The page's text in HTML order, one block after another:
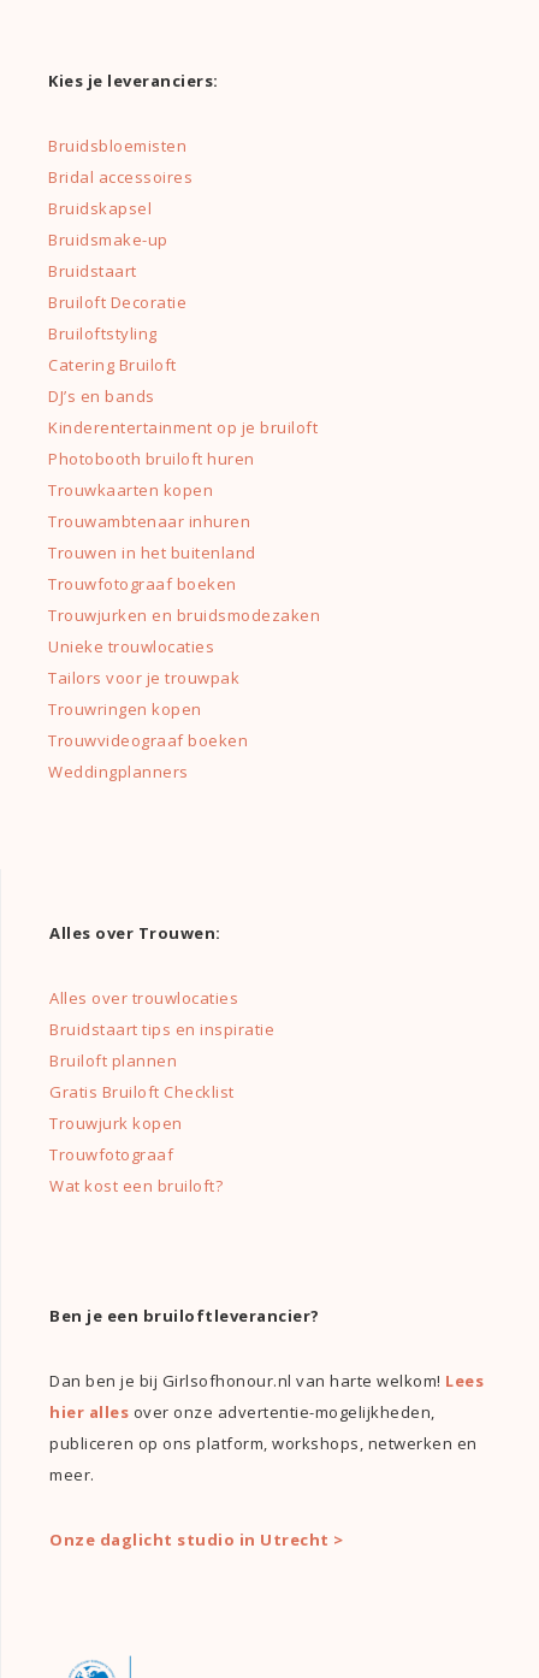
Kies je leveranciers:
Bruidsbloemisten
Bridal accessoires
Bruidskapsel
Bruidsmake-up
Bruidstaart
Bruiloft Decoratie
Bruiloftstyling
Catering Bruiloft
DJ’s en bands
Kinderentertainment op je bruiloft
Photobooth bruiloft huren
Trouwkaarten kopen
Trouwambtenaar inhuren
Trouwen in het buitenland
Trouwfotograaf boeken
Trouwjurken en bruidsmodezaken
Unieke trouwlocaties
Tailors voor je trouwpak
Trouwringen kopen
Trouwvideograaf boeken
Weddingplanners
Alles over Trouwen:
Alles over trouwlocaties
Bruidstaart tips en inspiratie
Bruiloft plannen
Gratis Bruiloft Checklist
Trouwjurk kopen
Trouwfotograaf
Wat kost een bruiloft?
Ben je een bruiloftleverancier?
Dan ben je bij Girlsofhonour.nl van harte welkom! Lees
hier alles over onze advertentie-mogelijkheden,
publiceren op ons platform, workshops, netwerken en
meer.
Onze daglicht studio in Utrecht >